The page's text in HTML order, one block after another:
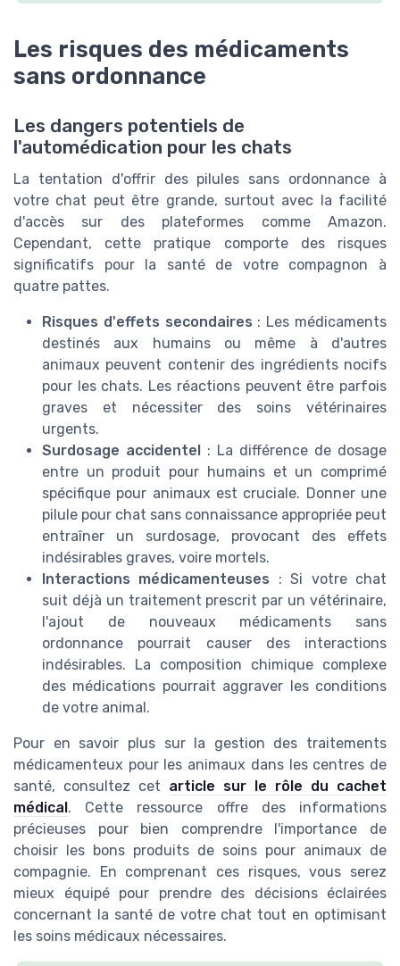
Les risques des médicaments
sans ordonnance
Les dangers potentiels de
l'automédication pour les chats
La tentation d'offrir des pilules sans ordonnance à
votre chat peut être grande, surtout avec la facilité
d'accès sur des plateformes comme Amazon.
Cependant, cette pratique comporte des risques
significatifs pour la santé de votre compagnon à
quatre pattes.
Risques d'effets secondaires : Les médicaments
destinés aux humains ou même à d'autres
animaux peuvent contenir des ingrédients nocifs
pour les chats. Les réactions peuvent être parfois
graves et nécessiter des soins vétérinaires
urgents.
Surdosage accidentel : La différence de dosage
entre un produit pour humains et un comprimé
spécifique pour animaux est cruciale. Donner une
pilule pour chat sans connaissance appropriée peut
entraîner un surdosage, provocant des effets
indésirables graves, voire mortels.
Interactions médicamenteuses : Si votre chat
suit déjà un traitement prescrit par un vétérinaire,
l'ajout de nouveaux médicaments sans
ordonnance pourrait causer des interactions
indésirables. La composition chimique complexe
des médications pourrait aggraver les conditions
de votre animal.
Pour en savoir plus sur la gestion des traitements
médicamenteux pour les animaux dans les centres de
santé, consultez cet article sur le rôle du cachet
médical. Cette ressource offre des informations
précieuses pour bien comprendre l'importance de
choisir les bons produits de soins pour animaux de
compagnie. En comprenant ces risques, vous serez
mieux équipé pour prendre des décisions éclairées
concernant la santé de votre chat tout en optimisant
les soins médicaux nécessaires.